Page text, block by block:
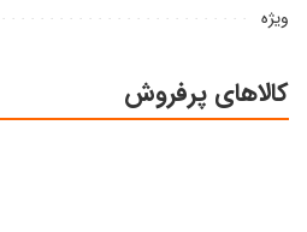
ویژه
کالاهای پرفروش